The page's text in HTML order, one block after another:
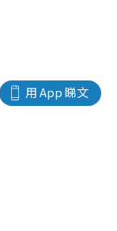
用 App 睇文